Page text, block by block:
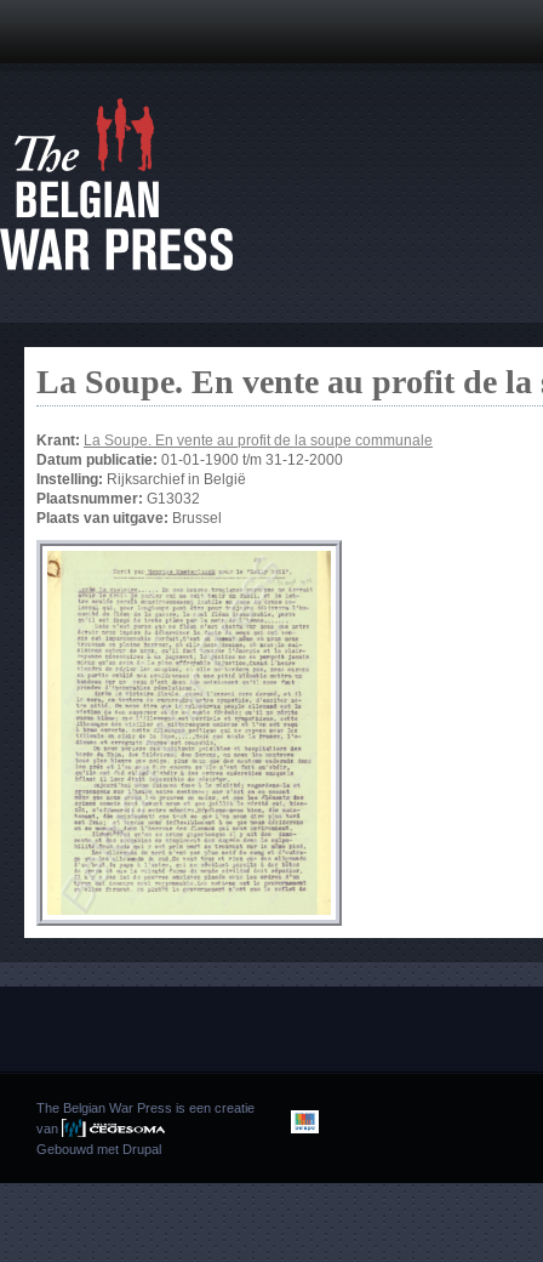
La Soupe. En vente au profit de la
Krant: La Soupe. En vente au profit de la soupe communale
Datum publicatie: 01-01-1900 t/m 31-12-2000
Instelling: Rijksarchief in België
Plaatsnummer: G13032
Plaats van uitgave: Brussel
The Belgian War Press is een creatie
van
Gebouwd met Drupal